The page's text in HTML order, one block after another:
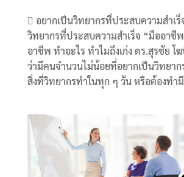
 อยากเป็นวิทยากรที่ประสบความสำเ
วิทยากรที่ประสบความสำเร็จ “มืออา
อาชีพ ทำอะไร ทำไมถึงเก่ง ดร.สุรชัย โ
ว่ามีคนจำนวนไม่น้อยที่อยากเป็นวิทยาก
สิ่งที่วิทยากรทำในทุก ๆ วัน หรือต้องทำมี